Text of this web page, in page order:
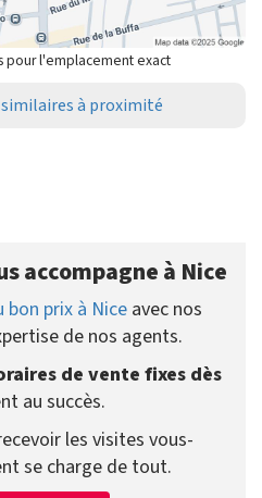
pour l'emplacement exact
à proximité
accompagne à Nice
prix à Nice avec nos
de nos agents.
de vente fixes dès
au succès.
les visites vous-
se charge de tout.